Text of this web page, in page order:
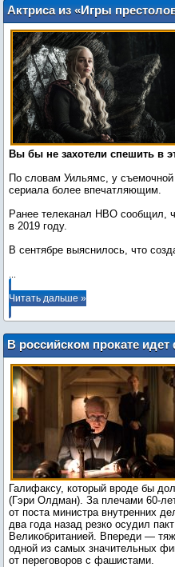
Актриса из «Игры
сроки выхода последнего
Вы бы не захотели спешить в
По словам Уильямс, у
сериала более впечатляющим.
Ранее телеканал HBO сообщил,
в 2019 году.
В сентябре выяснилось, что
Читать дальше »
В российском прокате
«Темные времена»
Галифаксу, который вроде бы
(Гэри Олдман). За плечами 60-
от поста министра внутренних
два года назад резко осудил
Великобританией. Впереди —
одной из самых значительных
от переговоров с фашистами.